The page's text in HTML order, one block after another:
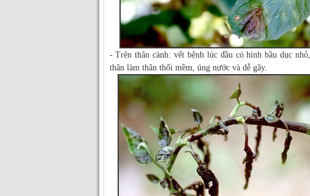
- Trên thân cành: vết bệnh lúc đầu có hình bầu dục
thân làm thân thối mềm, úng nước và dễ gãy.